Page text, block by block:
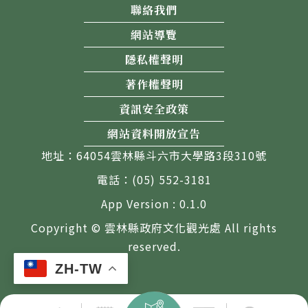
ZH-TW
聯絡我們
網站導覽
隱私權聲明
著作權聲明
資訊安全政策
網站資料開放宣告
地址：64054雲林縣斗六市大學路3段310號
電話：(05) 552-3181
App Version : 0.1.0
Copyright © 雲林縣政府文化觀光處 All rights
reserved.